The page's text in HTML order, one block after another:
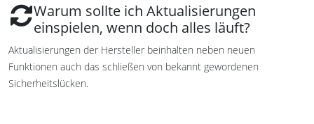
Warum sollte ich Aktualisierungen
einspielen, wenn doch alles läuft?
Aktualisierungen der Hersteller beinhalten neben neuen
Funktionen auch das schließen von bekannt gewordenen
Sicherheitslücken.